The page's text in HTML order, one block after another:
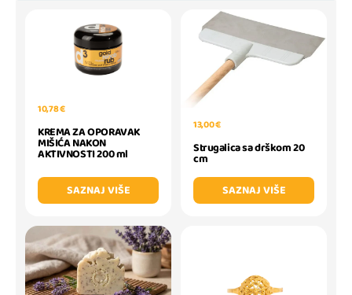
10,78 €
KREMA ZA OPORAVAK
MIŠIĆA NAKON
AKTIVNOSTI 200 ml
SAZNAJ VIŠE
13,00 €
Strugalica sa drškom 20
cm
SAZNAJ VIŠE